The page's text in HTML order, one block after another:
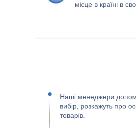
місце в країні в
Наші менеджери
вибір, розкажуть про
товарів.